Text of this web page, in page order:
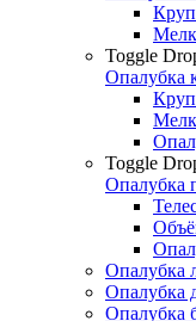
Toggle
Опалубка
Toggle
Опалубка
Опалубка
Опалубка
Опалубка